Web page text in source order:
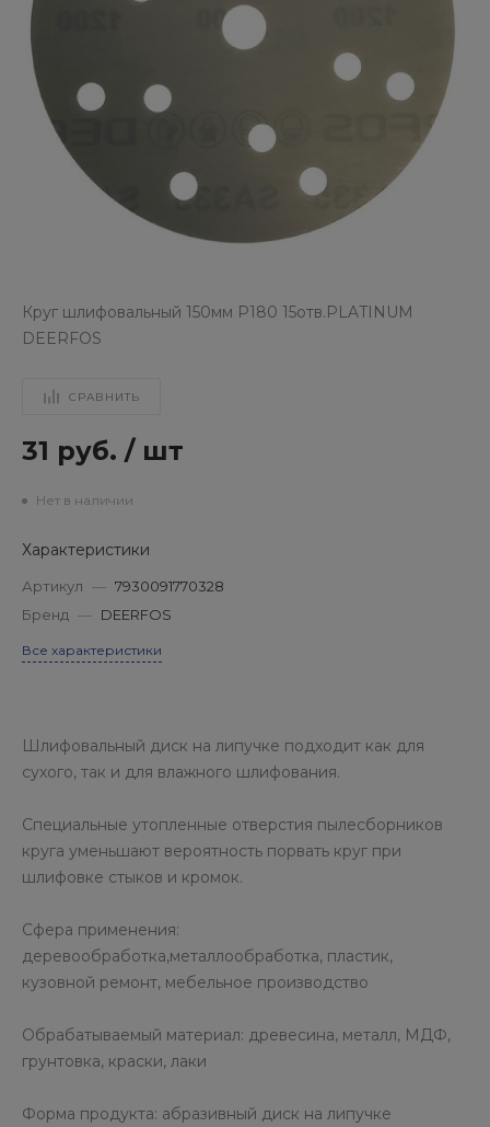
Круг шлифовальный 150мм Р180 15отв.PLATINUM
DEERFOS
СРАВНИТЬ
31 руб. / шт
Нет в наличии
Характеристики
Артикул — 7930091770328
Бренд — DEERFOS
Все характеристики
Шлифовальный диск на липучке подходит как для
сухого, так и для влажного шлифования.
Специальные утопленные отверстия пылесборников
круга уменьшают вероятность порвать круг при
шлифовке стыков и кромок.
Сфера применения:
деревообработка,металлообработка, пластик,
кузовной ремонт, мебельное производство
Обрабатываемый материал: древесина, металл, МДФ,
грунтовка, краски, лаки
Форма продукта: абразивный диск на липучке